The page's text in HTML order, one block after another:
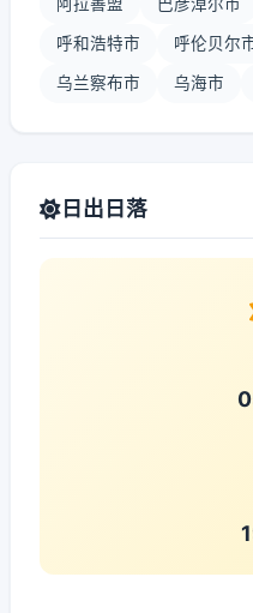
呼和浩特市 呼伦贝尔
乌兰察布市 乌海市
日出日落